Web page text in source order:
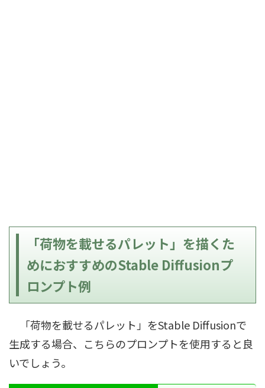
「荷物を載せるパレット」を描くた
めにおすすめのStable Diffusionプ
ロンプト例
「荷物を載せるパレット」をStable Diffusionで
生成する場合、こちらのプロンプトを使用すると良
いでしょう。